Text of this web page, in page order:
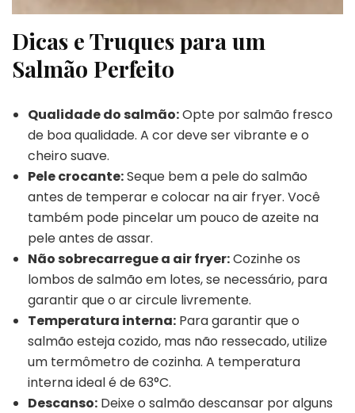
Dicas e Truques para um
Salmão Perfeito
Qualidade do salmão:Opte por salmão fresco
de boa qualidade. A cor deve ser vibrante e o
cheiro suave.
Pele crocante:Seque bem a pele do salmão
antes de temperar e colocar na air fryer. Você
também pode pincelar um pouco de azeite na
pele antes de assar.
Não sobrecarregue a air fryer:Cozinhe os
lombos de salmão em lotes, se necessário, para
garantir que o ar circule livremente.
Temperatura interna: Para garantir que o
salmão esteja cozido, mas não ressecado, utilize
um termômetro de cozinha. A temperatura
interna ideal é de 63°C.
Descanso: Deixe o salmão descansar por alguns